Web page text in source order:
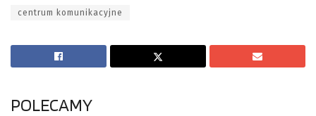
centrum komunikacyjne
POLECAMY